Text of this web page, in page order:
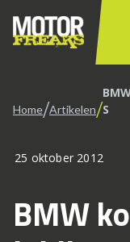
Home/Artikelen/S
25 oktober 2012
BMW